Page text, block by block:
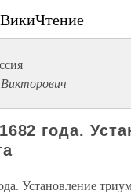
ВикиЧтение
года.
Установление